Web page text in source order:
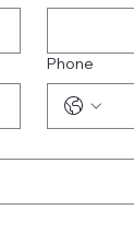
Phone